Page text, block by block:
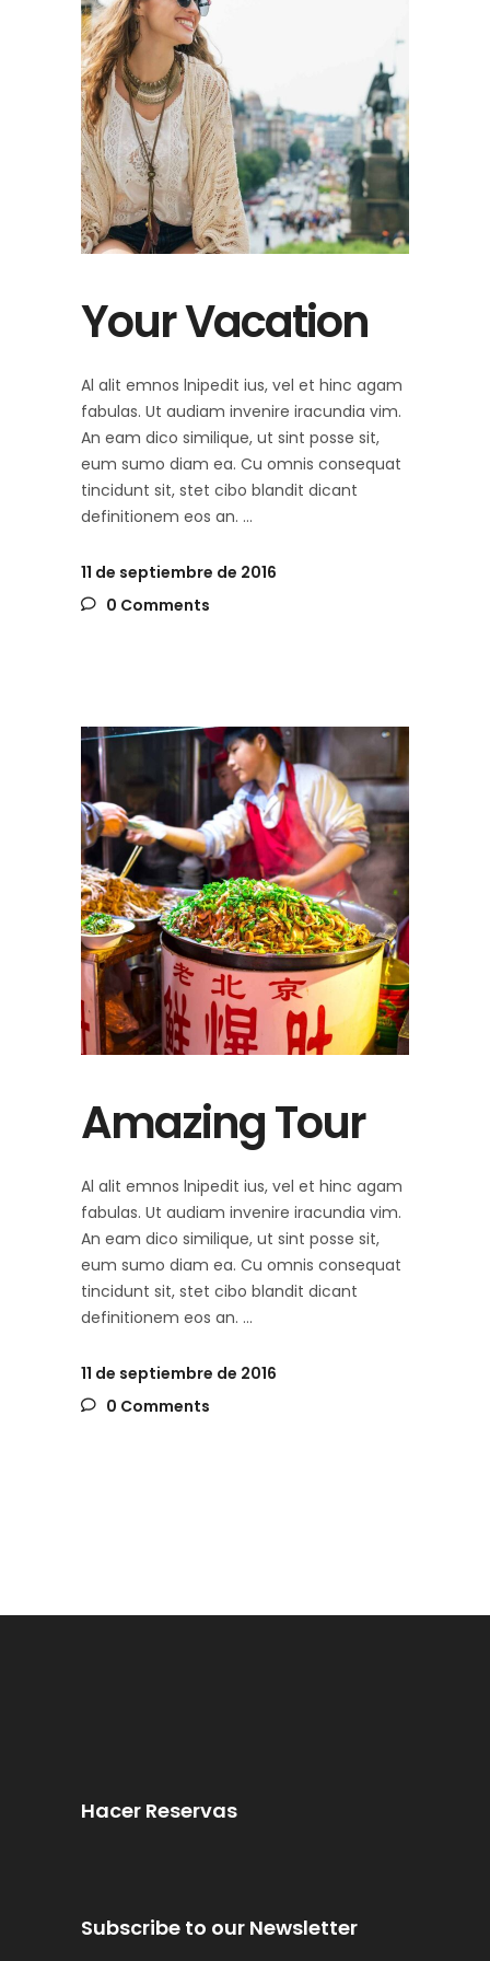
Your Vacation
Al alit emnos lnipedit ius, vel et hinc agam
fabulas. Ut audiam invenire iracundia vim.
An eam dico similique, ut sint posse sit,
eum sumo diam ea. Cu omnis consequat
tincidunt sit, stet cibo blandit dicant
definitionem eos an.
11 de septiembre de 2016
0 Comments
Amazing Tour
Al alit emnos lnipedit ius, vel et hinc agam
fabulas. Ut audiam invenire iracundia vim.
An eam dico similique, ut sint posse sit,
eum sumo diam ea. Cu omnis consequat
tincidunt sit, stet cibo blandit dicant
definitionem eos an.
11 de septiembre de 2016
0 Comments
Hacer Reservas
Subscribe to our Newsletter